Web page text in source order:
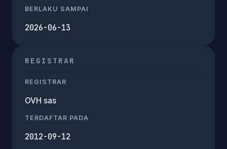
BERLAKU SAMPAI
2026-06-13
REGISTRAR
REGISTRAR
OVH sas
TERDAFTAR PADA
2012-09-12